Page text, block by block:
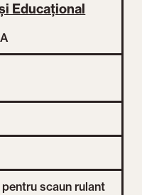
Educațional
scaun rulant